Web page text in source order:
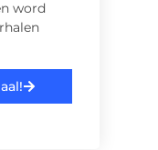
word